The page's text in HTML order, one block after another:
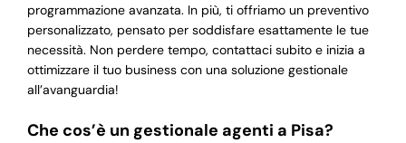
programmazione avanzata. In più, ti offriamo un preventivo
personalizzato, pensato per soddisfare esattamente le tue
necessità. Non perdere tempo, contattaci subito e inizia a
ottimizzare il tuo business con una soluzione gestionale
all’avanguardia!
Che cos’è un gestionale agenti a Pisa?